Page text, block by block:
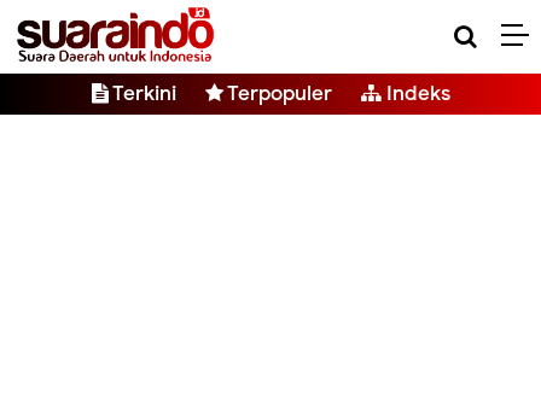
Terkini Terpopuler Indeks